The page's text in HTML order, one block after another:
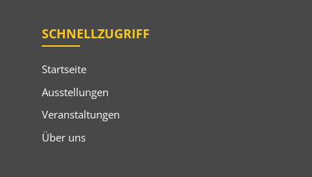
SCHNELLZUGRIFF
Startseite
Ausstellungen
Veranstaltungen
Über uns